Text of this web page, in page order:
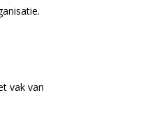
vak van